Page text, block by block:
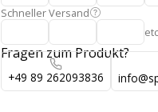
Schneller Versand
Fragen zum Produkt?
+49 89 262093836